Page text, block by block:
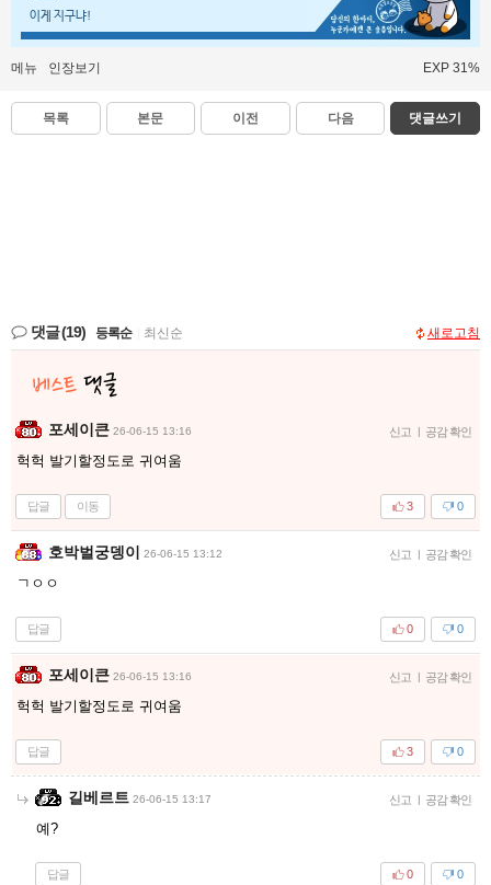
이게 지구냐!
메뉴 인장보기 EXP 31%
목록 본문 이전 다음 댓글쓰기
댓글(19) 등록순 최신순 새로고침
포세이큰 26-06-15 13:16 신고 | 공감 확인
헉헉 발기할정도로 귀여움
답글 이동 0
3
호박벌궁뎅이 26-06-15 13:12 신고 | 공감 확인
ㄱㅇㅇ
답글 0
0
포세이큰 26-06-15 13:16 신고 | 공감 확인
헉헉 발기할정도로 귀여움
답글 0
3
길베르트 26-06-15 13:17 신고 | 공감 확인
예?
답글 0
0